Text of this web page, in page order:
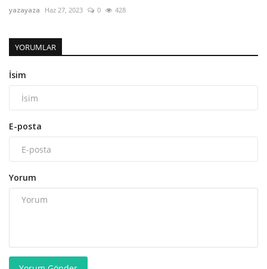
yazayaza Haz 27, 2023 0 428
YORUMLAR
İsim
E-posta
Yorum